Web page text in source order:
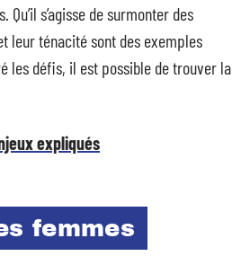
s’agisse de surmonter des
leur ténacité sont des exemples
les défis, il est possible de trouver la
expliqués
femmes